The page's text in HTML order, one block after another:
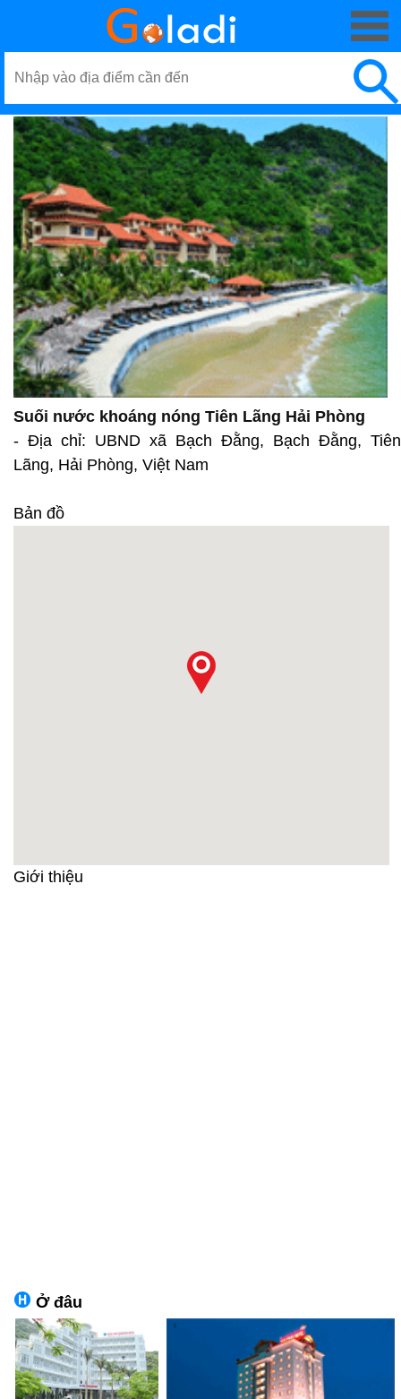
Suối nước khoáng nóng Tiên Lãng Hải Phòng
- Địa chỉ: UBND xã Bạch Đằng, Bạch Đằng, Tiên
Lãng, Hải Phòng, Việt Nam
Bản đồ
Giới thiệu
Ở đâu